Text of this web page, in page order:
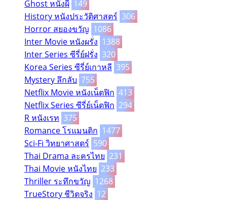
Ghost หนังผี 149
History หนังประวัติศาสตร์ 306
Horror สยองขวัญ 1086
Inter Movie หนังผรั่ง 1388
Inter Series ซีรี่ย์ฝรั่ง 320
Korea Series ซีรี่ย์เกาหลี 395
Mystery ลึกลับ 755
Netflix Movie หนังเน็ตฟิก 413
Netflix Series ซีรี่ย์เน็ตฟิก 294
R หนังเรท 375
Romance โรแมนติก 1477
Sci-Fi วิทยาศาสตร์ 590
Thai Drama ละครไทย 231
Thai Movie หนังไทย 233
Thriller ระทึกขวัญ 1268
TrueStory ชีวิตจริง 12